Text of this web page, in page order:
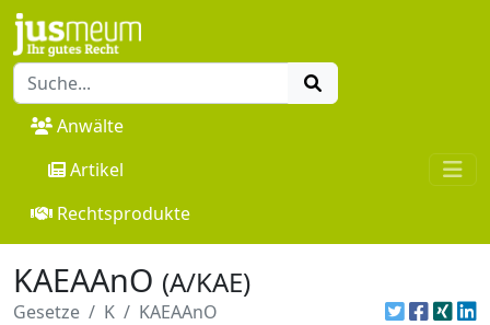
Anwälte
Artikel
Rechtsprodukte
KAEAAnO (A/KAE)
Gesetze K KAEAAnO